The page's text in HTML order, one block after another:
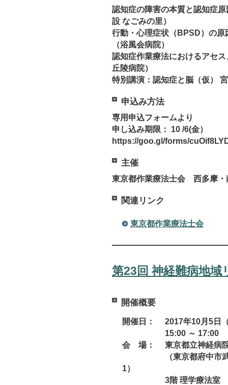
認知症の障害の本質と認知症
設 なごみの里）
行動・心理症状（BPSD）の
（浴風会病院）
認知症作業療法におけるアセ
丘陵病院）
特別講演：認知症と脳（仮）
申込み方法
専用申込フォームより
申し込み期限： 10 /6(金）
https://goo.gl/forms/
主催
東京都作業療法士会 西多摩・
関連リンク
東京都作業療法士会
第23回 神経難病地
開催概要
開催日： 2017年10月5日
15:00 ～ 17:00
会 場： 東京都立神経病
（東京都府中市武
1）
3階 理学療法室